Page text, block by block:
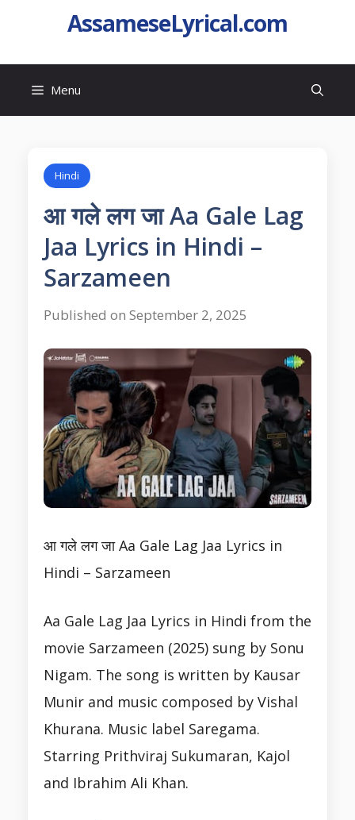
AssameseLyrical.com
Menu
Hindi
आ गले लग जा Aa Gale Lag
Jaa Lyrics in Hindi –
Sarzameen
Published on September 2, 2025
आ गले लग जा Aa Gale Lag Jaa Lyrics in
Hindi – Sarzameen
Aa Gale Lag Jaa Lyrics in Hindi from the
movie Sarzameen (2025) sung by Sonu
Nigam. The song is written by Kausar
Munir and music composed by Vishal
Khurana. Music label Saregama.
Starring Prithviraj Sukumaran, Kajol
and Ibrahim Ali Khan.